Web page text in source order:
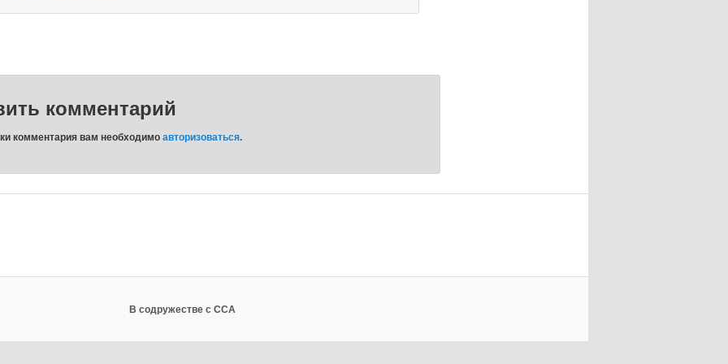
комментарий
комментария вам необходимоавторизоваться.
В содружестве с ССА